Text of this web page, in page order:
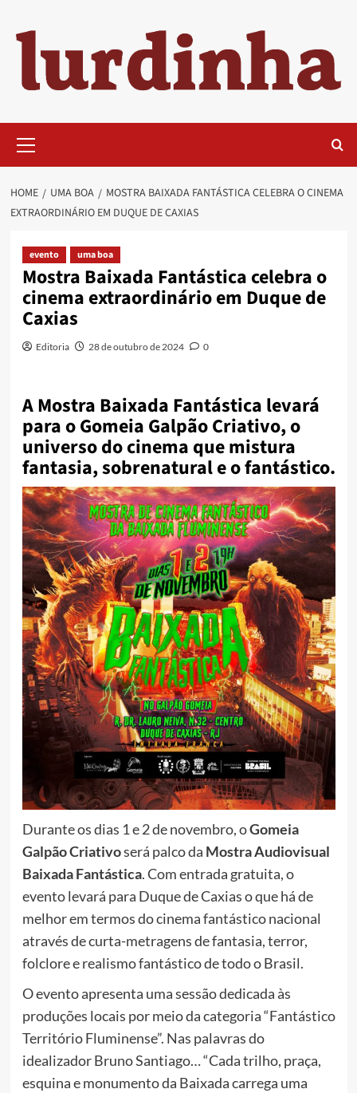
content
Menu
HOME UMA BOA
MOSTRA BAIXADA FANTÁSTICA CELEBRA O CINEMA
EXTRAORDINÁRIO EM DUQUE DE CAXIAS
evento uma boa
Mostra Baixada Fantástica celebra o
cinema extraordinário em Duque de
Caxias
Editoria 28 de outubro de 2024 0
A Mostra Baixada Fantástica levará
para o Gomeia Galpão Criativo, o
universo do cinema que mistura
fantasia, sobrenatural e o fantástico.
Durante os dias 1 e 2 de novembro, oGomeia
Galpão Criativoserá palco da Mostra Audiovisual
Baixada Fantástica. Com entrada gratuita, o
evento levará para Duque de Caxias o que há de
melhor em termos do cinema fantástico nacional
através de curta-metragens de fantasia, terror,
folclore e realismo fantástico de todo o Brasil.
O evento apresenta uma sessão dedicada às
produções locais por meio da categoria “Fantástico
Território Fluminense”. Nas palavras do
idealizador Bruno Santiago… “Cada trilho, praça,
esquina e monumento da Baixada carrega uma